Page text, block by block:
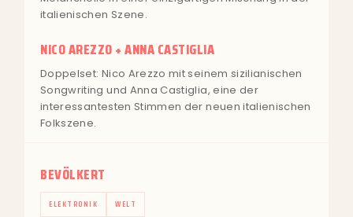
italienischen Szene.
NICO AREZZO + ANNA CASTIGLIA
Doppelset: Nico Arezzo mit seinem sizilianischen
Songwriting und Anna Castiglia, eine der
interessantesten Stimmen der neuen italienischen
Folkszene.
BEVÖLKERT
ELEKTRONIK WELT